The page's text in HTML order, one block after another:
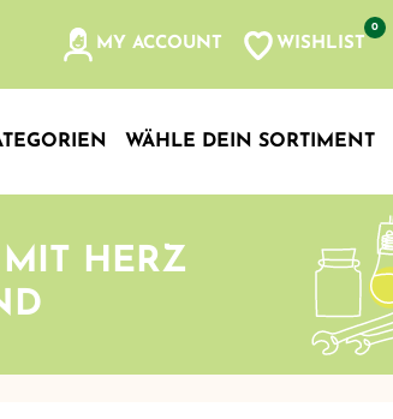
MY ACCOUNT WISHLIST
0
WÄHLE DEIN SORTIMENT
HERZ